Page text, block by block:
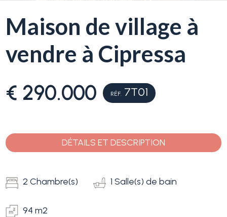
Maison de village à
vendre à Cipressa
€ 290.000 RÉF. 7T01
DÉTAILS ET DESCRIPTION
2 Chambre(s) 1 Salle(s) de bain
94 m2
Immobilier
La
Ligurie
Ventes
Favoris
(0 )
-
multiple
Terrains